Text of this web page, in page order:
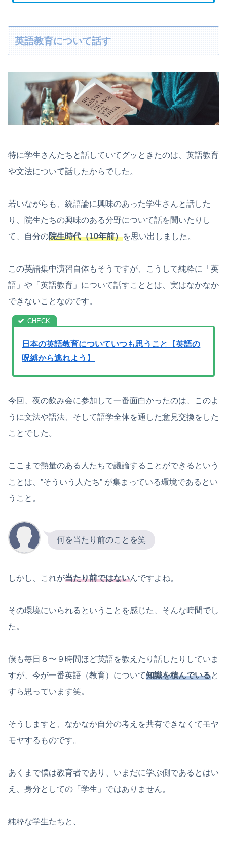
英語教育について話す
特に学生さんたちと話していてグッときたのは、英語教育
や文法について話したからでした。
若いながらも、統語論に興味のあった学生さんと話した
り、院生たちの興味のある分野について話を聞いたりし
て、自分の院生時代（10年前）を思い出しました。
この英語集中演習自体もそうですが、こうして純粋に「英
語」や「英語教育」について話すこととは、実はなかなか
できないことなのです。
日本の英語教育についていつも思うこと【英語の
呪縛から逃れよう】
今回、夜の飲み会に参加して一番面白かったのは、このよ
うに文法や語法、そして語学全体を通した意見交換をした
ことでした。
ここまで熱量のある人たちで議論することができるという
ことは、”そういう人たち” が集まっている環境であるとい
うこと。
何を当たり前のことを笑
しかし、これが当たり前ではないんですよね。
その環境にいられるということを感じた、そんな時間でし
た。
僕も毎日８〜９時間ほど英語を教えたり話したりしていま
すが、今が一番英語（教育）について知識を積んでいると
すら思っています笑。
そうしますと、なかなか自分の考えを共有できなくてモヤ
モヤするものです。
あくまで僕は教育者であり、いまだに学ぶ側であるとはい
え、身分としての「学生」ではありません。
純粋な学生たちと、